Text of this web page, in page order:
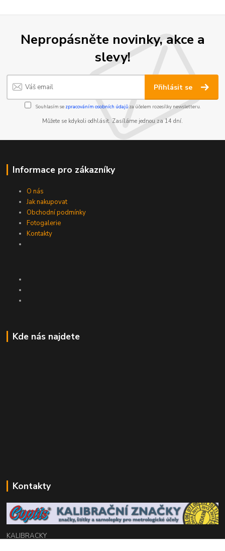
Nepropásněte novinky, akce a
slevy!
Přihlásit se
Souhlasím se zpracováním osobních údajůza účelem rozesílky newsletteru.
Můžete se kdykoli odhlásit. Zasíláme jednou za 14 dní.
Informace pro zákazníky
O nás
Jak nakupovat
Obchodní podmínky
Fotogalerie
Kontakty
Kde nás najdete
Kontakty
KALIBRACKY